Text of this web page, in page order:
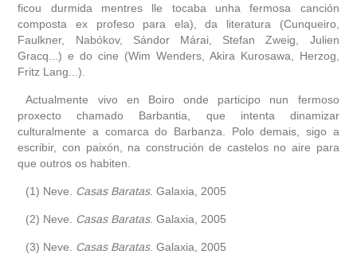
ficou durmida mentres lle tocaba unha fermosa canción
composta ex profeso para ela), da literatura (Cunqueiro,
Faulkner, Nabókov, Sándor Márai, Stefan Zweig, Julien
Gracq...) e do cine (Wim Wenders, Akira Kurosawa, Herzog,
Fritz Lang...).
Actualmente vivo en Boiro onde participo nun fermoso
proxecto chamado Barbantia, que intenta dinamizar
culturalmente a comarca do Barbanza. Polo demais, sigo a
escribir, con paixón, na construción de castelos no aire para
que outros os habiten.
(1) Neve. Casas Baratas. Galaxia, 2005
(2) Neve. Casas Baratas. Galaxia, 2005
(3) Neve. Casas Baratas. Galaxia, 2005